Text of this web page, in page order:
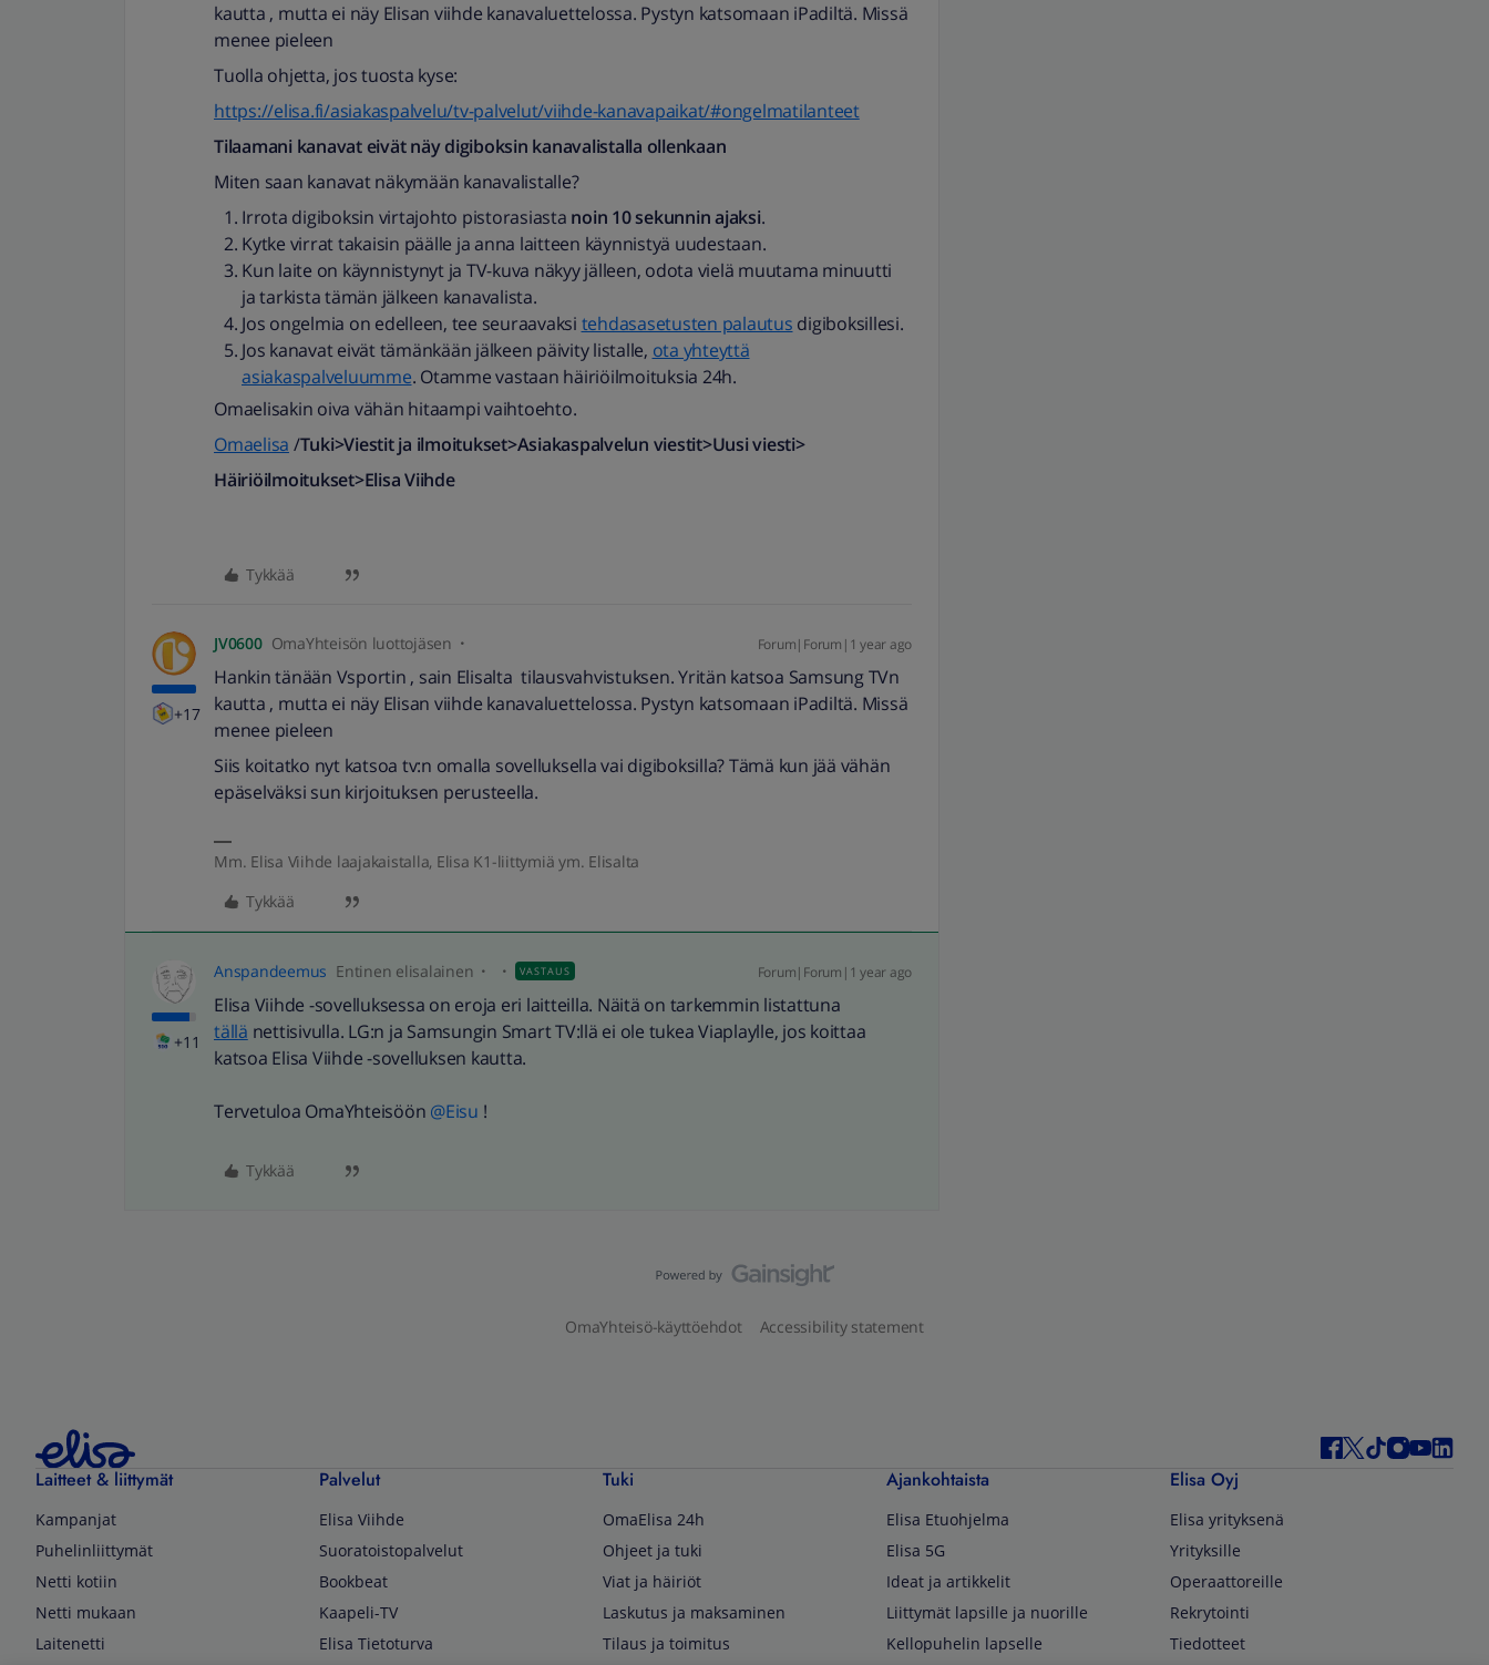
kautta , mutta ei näy Elisan viihde kanavaluettelossa. Pystyn katsomaan iPadiltä. Missä
menee pieleen
Tuolla ohjetta, jos tuosta kyse:
https://elisa.fi/asiakaspalvelu/tv-palvelut/viihde-kanavapaikat/#ongelmatilanteet
Tilaamani kanavat eivät näy digiboksin kanavalistalla ollenkaan
Miten saan kanavat näkymään kanavalistalle?
Irrota digiboksin virtajohto pistorasiasta noin 10 sekunnin ajaksi.
Kytke virrat takaisin päälle ja anna laitteen käynnistyä uudestaan.
Kun laite on käynnistynyt ja TV-kuva näkyy jälleen, odota vielä muutama minuutti
ja tarkista tämän jälkeen kanavalista.
Jos ongelmia on edelleen, tee seuraavaksi tehdasasetusten palautus digiboksillesi.
Jos kanavat eivät tämänkään jälkeen päivity listalle, ota yhteyttä
asiakaspalveluumme. Otamme vastaan häiriöilmoituksia 24h.
Omaelisakin oiva vähän hitaampi vaihtoehto.
Omaelisa /Tuki>Viestit ja ilmoitukset>Asiakaspalvelun viestit>Uusi viesti>
Häiriöilmoitukset>Elisa Viihde
Tykkää
+17
JV0600 OmaYhteisön luottojäsen Forum|Forum|1 year ago
Hankin tänään Vsportin , sain Elisalta tilausvahvistuksen. Yritän katsoa Samsung TVn
kautta , mutta ei näy Elisan viihde kanavaluettelossa. Pystyn katsomaan iPadiltä. Missä
menee pieleen
Siis koitatko nyt katsoa tv:n omalla sovelluksella vai digiboksilla? Tämä kun jää vähän
epäselväksi sun kirjoituksen perusteella.
Mm. Elisa Viihde laajakaistalla, Elisa K1-liittymiä ym. Elisalta
Tykkää
+11
Anspandeemus Entinen elisalainen VASTAUS Forum|Forum|1 year ago
Elisa Viihde -sovelluksessa on eroja eri laitteilla. Näitä on tarkemmin listattuna
tällä nettisivulla. LG:n ja Samsungin Smart TV:llä ei ole tukea Viaplaylle, jos koittaa
katsoa Elisa Viihde -sovelluksen kautta.
Tervetuloa OmaYhteisöön ​ @Eisu !
Tykkää
OmaYhteisö-käyttöehdot Accessibility statement
Laitteet & liittymät
Kampanjat
Puhelinliittymät
Netti kotiin
Netti mukaan
Laitenetti
Palvelut
Elisa Viihde
Suoratoistopalvelut
Bookbeat
Kaapeli-TV
Elisa Tietoturva
Tuki
OmaElisa 24h
Ohjeet ja tuki
Viat ja häiriöt
Laskutus ja maksaminen
Tilaus ja toimitus
Ajankohtaista
Elisa Etuohjelma
Elisa 5G
Ideat ja artikkelit
Liittymät lapsille ja nuorille
Kellopuhelin lapselle
Elisa Oyj
Elisa yrityksenä
Yrityksille
Operaattoreille
Rekrytointi
Tiedotteet